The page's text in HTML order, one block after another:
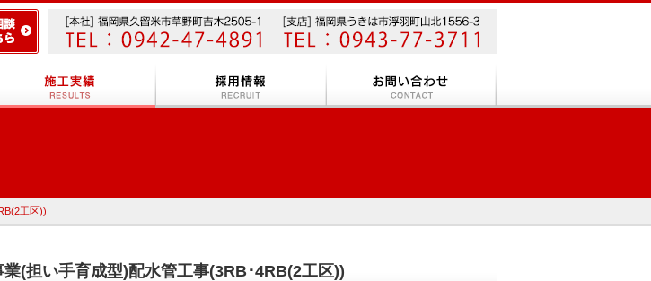
工区))
(担い手育成型)配水管工事(3RB･4RB(2工区))